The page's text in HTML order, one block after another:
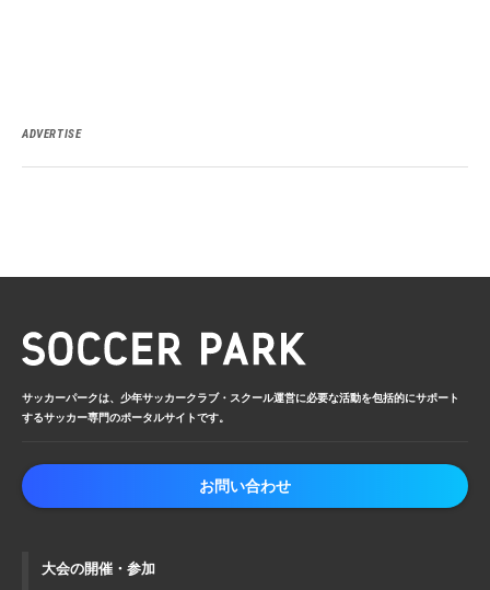
ADVERTISE
大会の開催・参加
サッカーパークは、少年サッカークラブ・ スクール運営に必要な活動を包括的にサポート
するサッカー専門のポータルサイトです。
お問い合わせ